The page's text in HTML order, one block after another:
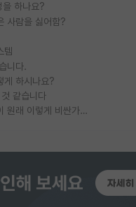
을 하나요?
사람을 싫어함?
템
니다.
게 하시나요?
같습니다
학위논문 하드커버 제작 가격이 원래 이렇게 비싼가요?